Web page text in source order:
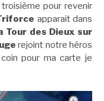
pour revenir
apparait dans
Tour des Dieux sur
rejoint notre héros
pour ma carte je